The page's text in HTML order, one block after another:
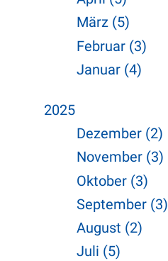
März (5)
Februar (3)
Januar (4)
2025
Dezember (2)
November (3)
Oktober (3)
September (3)
August (2)
Juli (5)